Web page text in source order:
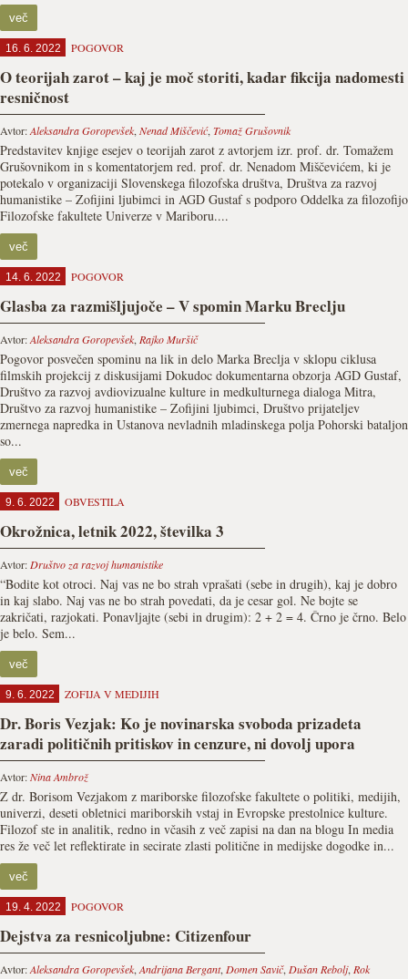
več
16. 6. 2022 POGOVOR
O teorijah zarot – kaj je moč storiti, kadar fikcija nadomesti
resničnost
Avtor:Aleksandra Goropevšek, Nenad Miščević, Tomaž Grušovnik
Predstavitev knjige esejev o teorijah zarot z avtorjem izr. prof. dr. Tomažem
Grušovnikom in s komentatorjem red. prof. dr. Nenadom Miščevićem, ki je
potekalo v organizaciji Slovenskega filozofska društva, Društva za razvoj
humanistike – Zofijini ljubimci in AGD Gustaf s podporo Oddelka za filozofijo
Filozofske fakultete Univerze v Mariboru....
več
14. 6. 2022 POGOVOR
Glasba za razmišljujoče – V spomin Marku Breclju
Avtor:Aleksandra Goropevšek, Rajko Muršič
Pogovor posvečen spominu na lik in delo Marka Breclja v sklopu ciklusa
filmskih projekcij z diskusijami Dokudoc dokumentarna obzorja AGD Gustaf,
Društvo za razvoj avdiovizualne kulture in medkulturnega dialoga Mitra,
Društvo za razvoj humanistike – Zofijini ljubimci, Društvo prijateljev
zmernega napredka in Ustanova nevladnih mladinskega polja Pohorski bataljon
so...
več
9. 6. 2022 OBVESTILA
Okrožnica, letnik 2022, številka 3
Avtor: Društvo za razvoj humanistike
“Bodite kot otroci. Naj vas ne bo strah vprašati (sebe in drugih), kaj je dobro
in kaj slabo. Naj vas ne bo strah povedati, da je cesar gol. Ne bojte se
zakričati, razjokati. Ponavljajte (sebi in drugim): 2 + 2 = 4. Črno je črno. Belo
je belo. Sem...
več
9. 6. 2022 ZOFIJA V MEDIJIH
Dr. Boris Vezjak: Ko je novinarska svoboda prizadeta
zaradi političnih pritiskov in cenzure, ni dovolj upora
Avtor:Nina Ambrož
Z dr. Borisom Vezjakom z mariborske filozofske fakultete o politiki, medijih,
univerzi, deseti obletnici mariborskih vstaj in Evropske prestolnice kulture.
Filozof ste in analitik, redno in včasih z več zapisi na dan na blogu In media
res že več let reflektirate in secirate zlasti politične in medijske dogodke in...
več
19. 4. 2022 POGOVOR
Dejstva za resnicoljubne: Citizenfour
Avtor:Aleksandra Goropevšek, Andrijana Bergant, Domen Savič, Dušan Rebolj, Rok